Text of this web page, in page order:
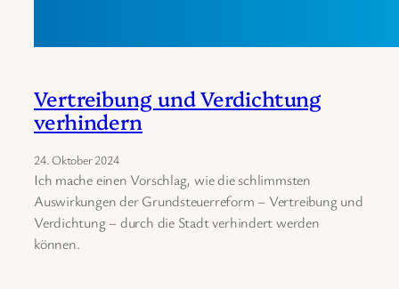
Vertreibung und Verdichtung
verhindern
24. Oktober 2024
Ich mache einen Vorschlag, wie die schlimmsten
Auswirkungen der Grundsteuerreform – Vertreibung und
Verdichtung – durch die Stadt verhindert werden
können.